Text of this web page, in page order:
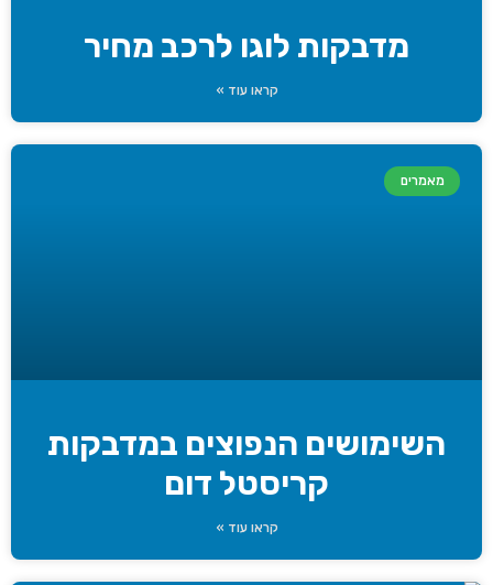
מדבקות לוגו לרכב מחיר
קראו עוד »
מאמרים
השימושים הנפוצים במדבקות
קריסטל דום
קראו עוד »